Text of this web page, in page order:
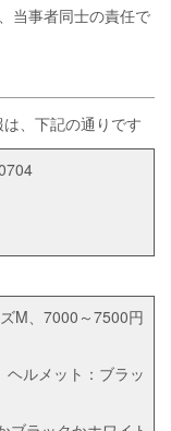
当事者同士の責任で
、下記の通りです
M、7000～7500円
ルメット：ブラッ